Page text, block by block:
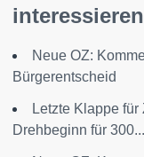
interessieren
Neue OZ:
Bürgerentscheid
Letzte Klappe
Drehbeginn für